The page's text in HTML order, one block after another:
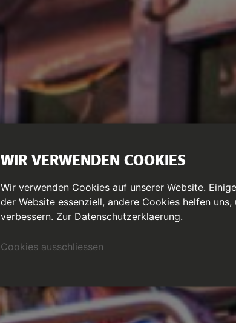
WIR VERWENDEN COOKIES
Wir verwenden Cookies auf unserer Website.
der Website essenziell, andere Cookies helfen
verbessern. Zur Datenschutzerklaerung.
Cookies ausschliessen